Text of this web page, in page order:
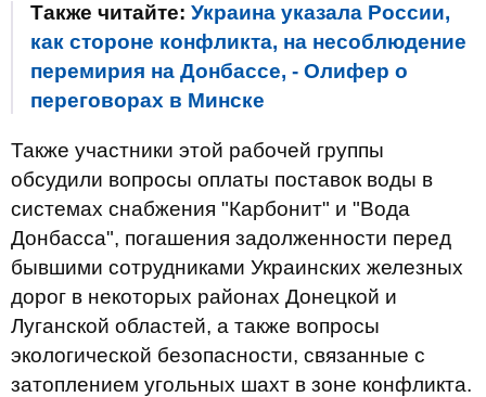
Также читайте: Украина указала России,
как стороне конфликта, на несоблюдение
перемирия на Донбассе, - Олифер о
переговорах в Минске
Также участники этой рабочей группы
обсудили вопросы оплаты поставок воды в
системах снабжения "Карбонит" и "Вода
Донбасса", погашения задолженности перед
бывшими сотрудниками Украинских железных
дорог в некоторых районах Донецкой и
Луганской областей, а также вопросы
экологической безопасности, связанные с
затоплением угольных шахт в зоне конфликта.